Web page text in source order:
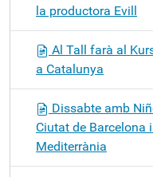
la productora Evill
Al Tall farà al
a Catalunya
Dissabte amb
Ciutat de Barcelona
Mediterrània